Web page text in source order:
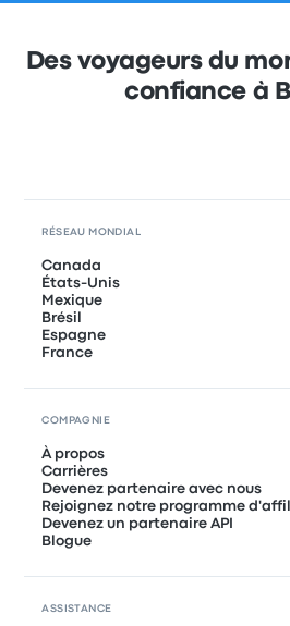
Des voyageurs du
confiance à
RÉSEAU MONDIAL
Canada
États-Unis
Mexique
Brésil
Espagne
France
COMPAGNIE
À propos
Carrières
Devenez partenaire avec nous
Rejoignez notre programme
Devenez un partenaire API
Blogue
ASSISTANCE